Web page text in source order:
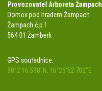
Provozovatel Arboreta Žampach
Domov pod hradem Žampach
Žampach č.p.1
564 01 Žamberk
GPS souřadnice:
50°2'16.598"N, 16°25'52.702"E